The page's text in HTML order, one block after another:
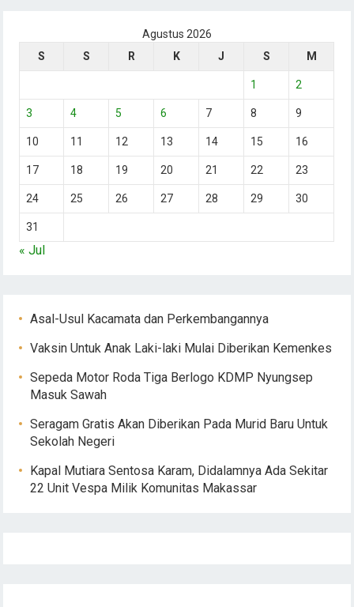
Agustus 2026
S
S R K J S M
1 2
3 4 5 6 7 8 9
10 11 12 13 14 15 16
17 18 19 20 21 22 23
24 25 26 27 28 29 30
31
« Jul
Asal-Usul Kacamata dan Perkembangannya
Vaksin Untuk Anak Laki-laki Mulai Diberikan Kemenkes
Sepeda Motor Roda Tiga Berlogo KDMP Nyungsep
Masuk Sawah
Seragam Gratis Akan Diberikan Pada Murid Baru Untuk
Sekolah Negeri
Kapal Mutiara Sentosa Karam, Didalamnya Ada Sekitar
22 Unit Vespa Milik Komunitas Makassar